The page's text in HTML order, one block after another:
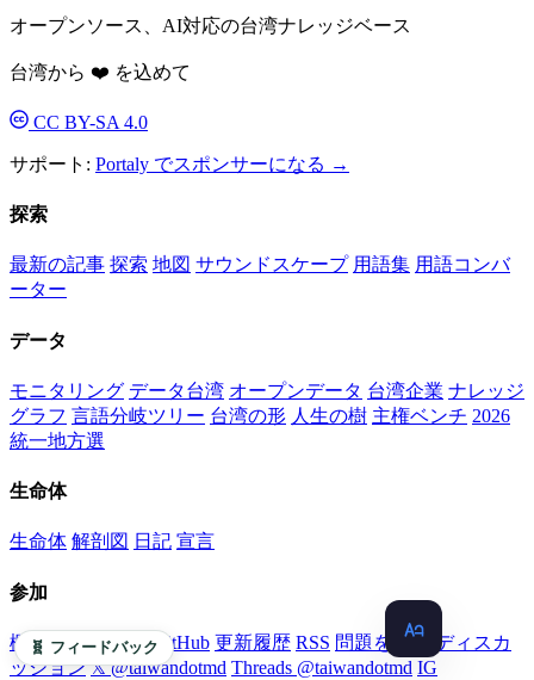
オープンソース、AI対応の台湾ナレッジベース
台湾から ❤️ を込めて
CC BY-SA 4.0
サポート: Portaly でスポンサーになる →
探索
最新の記事 探索 地図 サウンドスケープ 用語集 用語コンバ
ーター
データ
モニタリング データ台湾 オープンデータ 台湾企業 ナレッジ
グラフ 言語分岐ツリー 台湾の形 人生の樹 主権ベンチ 2026
統一地方選
生命体
生命体 解剖図 日記 宣言
参加
概要 貢献ガイド GitHub 更新履歴 RSS 問題を報告
ディスカ
ッション 𝕏 @taiwandotmd Threads @taiwandotmd IG
🧬 フィードバック